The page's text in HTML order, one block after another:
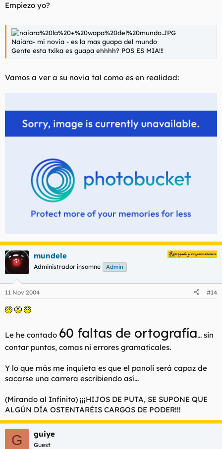
Empiezo yo?
Naiara- mi novia - es la mas guapa del mundo
Gente esta txika es guapa ehhhh? POS ES MIA!!!
Vamos a ver a su novia tal como es en realidad:
mundele
Administrador insomne Admin
11 Nov 2004 #14
Le he contado 60 faltas de ortografía... sin
contar puntos, comas ni errores gramaticales.
Y lo que más me inquieta es que el panoli será capaz de
sacarse una carrera escribiendo así...
(Mirando al Infinito) ¡¡¡HIJOS DE PUTA, SE SUPONE QUE
ALGÚN DÍA OSTENTARÉIS CARGOS DE PODER!!!
G guiye
Guest